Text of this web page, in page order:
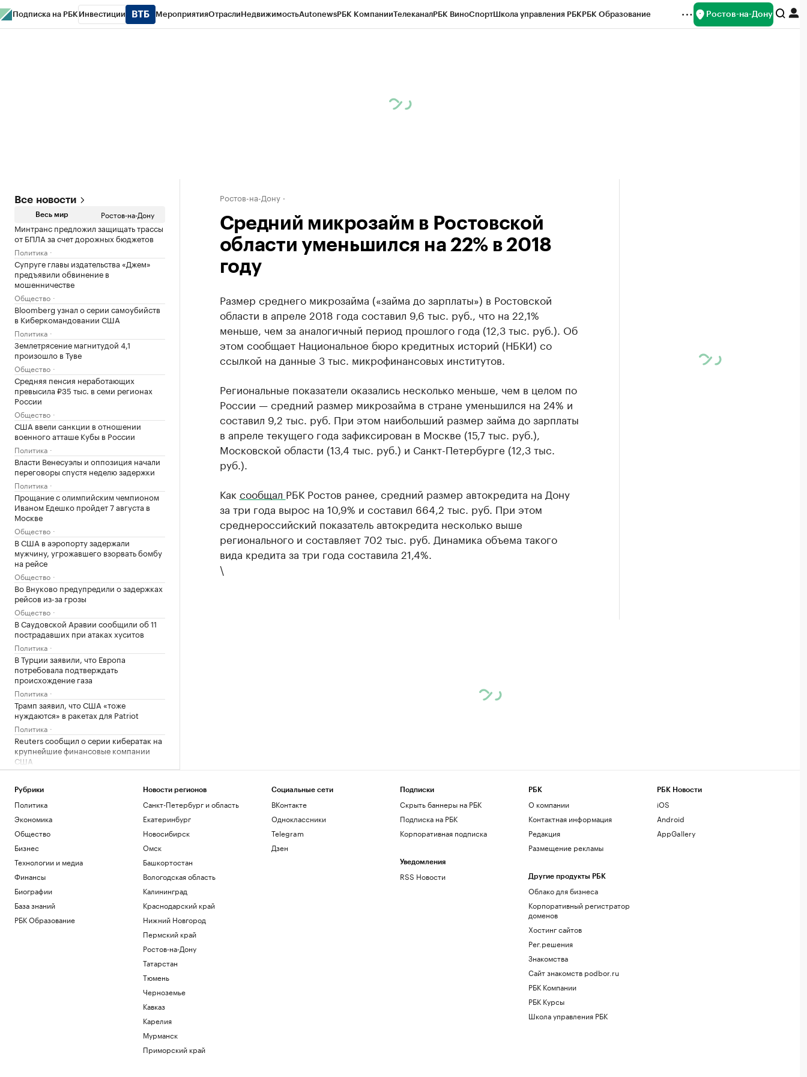
Подписка на РБК Инвестиции МероприятияОтраслиНедвижимостьAutonewsРБК КомпанииТелеканалРБК ВиноСпортШкола управления РБКРБК Образование Ростов-на-Дону
Все новости
Весь мир Ростов-на-Дону
Минтранс предложил защищать трассы
от БПЛА за счет дорожных бюджетов
Политика
Супруге главы издательства «Джем»
предъявили обвинение в
мошенничестве
Общество
Bloomberg узнал о серии самоубийств
в Киберкомандовании США
Политика
Землетрясение магнитудой 4,1
произошло в Туве
Общество
Средняя пенсия неработающих
превысила ₽35 тыс. в семи регионах
России
Общество
США ввели санкции в отношении
военного атташе Кубы в России
Политика
Власти Венесуэлы и оппозиция начали
переговоры спустя неделю задержки
Политика
Прощание с олимпийским чемпионом
Иваном Едешко пройдет 7 августа в
Москве
Общество
В США в аэропорту задержали
мужчину, угрожавшего взорвать бомбу
на рейсе
Общество
Во Внуково предупредили о задержках
рейсов из-за грозы
Общество
В Саудовской Аравии сообщили об 11
пострадавших при атаках хуситов
Политика
В Турции заявили, что Европа
потребовала подтверждать
происхождение газа
Политика
Трамп заявил, что США «тоже
нуждаются» в ракетах для Patriot
Политика
Reuters сообщил о серии кибератак на
крупнейшие финансовые компании
США
Новая категория
Трамп подписал указы,
ограничивающие право на
гражданство по рождению
Политика
В Пензенской области ввели план
«Ковер»
Политика
Четыре человека погибли при взрыве в
автобусе в Сирии
Общество
В Африке поддержали Инфантино
после скандала с продажей прав ЧМ
Спорт
Запасы газа в Европе на минимуме. Что
Экс-глава Mind Money признала вину
по «делу брокеров» о хищении ₽7 млрд
Ростов-на-Дону
Средний микрозайм в Ростовской
области уменьшился на 22% в 2018
году
Размер среднего микрозайма («займа до зарплаты») в Ростовской
области в апреле 2018 года составил 9,6 тыс. руб., что на 22,1%
меньше, чем за аналогичный период прошлого года (12,3 тыс. руб.). Об
этом сообщает Национальное бюро кредитных историй (НБКИ) со
ссылкой на данные 3 тыс. микрофинансовых институтов.
Региональные показатели оказались несколько меньше, чем в целом по
России — средний размер микрозайма в стране уменьшился на 24% и
составил 9,2 тыс. руб. При этом наибольший размер займа до зарплаты
в апреле текущего года зафиксирован в Москве (15,7 тыс. руб.),
Московской области (13,4 тыс. руб.) и Санкт-Петербурге (12,3 тыс.
руб.).
Как сообщал РБК Ростов ранее, средний размер автокредита на Дону
за три года вырос на 10,9% и составил 664,2 тыс. руб. При этом
среднероссийский показатель автокредита несколько выше
регионального и составляет 702 тыс. руб. Динамика объема такого
вида кредита за три года составила 21,4%.
\
Рубрики
Политика
Экономика
Общество
Бизнес
Технологии и медиа
Финансы
Биографии
База знаний
РБК Образование
Новости регионов
Санкт-Петербург и область
Екатеринбург
Новосибирск
Омск
Башкортостан
Вологодская область
Калининград
Краснодарский край
Нижний Новгород
Пермский край
Ростов-на-Дону
Татарстан
Тюмень
Черноземье
Кавказ
Карелия
Мурманск
Приморский край
Социальные сети
ВКонтакте
Одноклассники
Telegram
Дзен
Подписки
Скрыть баннеры на РБК
Подписка на РБК
Корпоративная подписка
Уведомления
RSS Новости
РБК
О компании
Контактная информация
Редакция
Размещение рекламы
Другие продукты РБК
Облако для бизнеса
Корпоративный регистратор
доменов
Хостинг сайтов
Рег.решения
Знакомства
Сайт знакомств podbor.ru
РБК Компании
РБК Курсы
Школа управления РБК
РБК Новости
iOS
Android
AppGallery